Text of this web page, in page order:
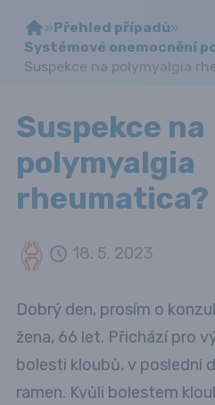
»Přehled případů»
Systémové onemocnění
Suspekce na polymyalgia
Suspekce na
polymyalgia
rheumatica?
18. 5. 2023
Dobrý den, prosím o
žena, 66 let. Přichází pro
bolesti kloubů, v poslední
ramen. Kvůli bolestem